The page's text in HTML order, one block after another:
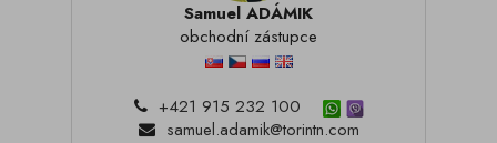
Samuel ADÁMIK
obchodní zástupce
+421 915 232 100
samuel.adamik@torintn.com